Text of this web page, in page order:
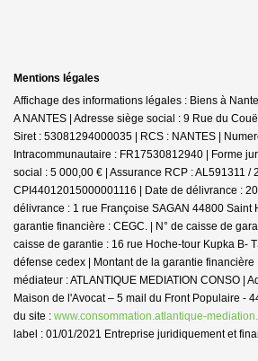
Mentions légales
Affichage des informations légales : Biens à
A NANTES | Adresse siège social : 9 Rue du
Siret : 53081294000035 | RCS : NANTES |
Intracommunautaire : FR17530812940 | Forme
social : 5 000,00 € | Assurance RCP : AL591311 /
CPI44012015000001116 | Date de délivrance :
délivrance : 1 rue Françoise SAGAN 44800 Saint
garantie financière : CEGC. | N° de caisse de
caisse de garantie : 16 rue Hoche-tour Kupka B-
défense cedex | Montant de la garantie financière
médiateur : ATLANTIQUE MEDIATION CONSO |
Maison de l'Avocat – 5 mail du Front Populaire -
du site : www.consommation.atlantique-
label : 01/01/2021 Entreprise juridiquement et